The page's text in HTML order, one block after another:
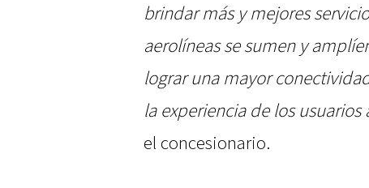
brindar más y mejores
aerolíneas se sumen y
lograr una mayor
la experiencia de los usuarios
el concesionario.